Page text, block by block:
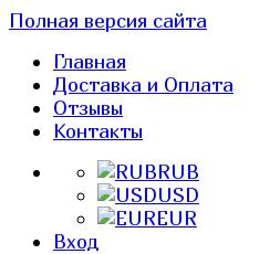
Полная версия сайта
Главная
Доставка и Оплата
Отзывы
Контакты
RUB
USD
EUR
Вход